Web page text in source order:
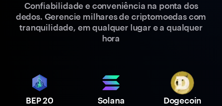
Confiabilidade e conveniência na ponta dos
dedos. Gerencie milhares de criptomoedas com
tranquilidade, em qualquer lugar e a qualquer
hora
BEP 20 Solana Dogecoin